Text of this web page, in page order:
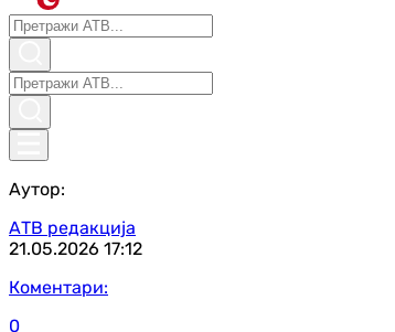
Аутор:
АТВ редакција
21.05.2026 17:12
Коментари:
0